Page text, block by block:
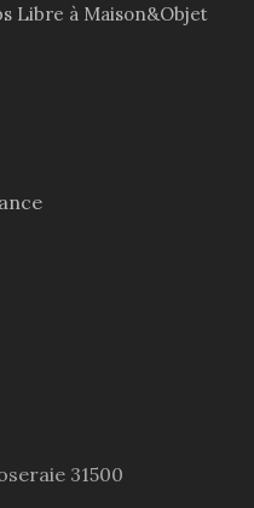
Libre à Maison&Objet
31500